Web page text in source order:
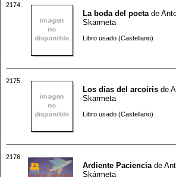
2174.
La boda del poeta de
Skarmeta
Libro usado (Castellano)
2175.
Los dias del arcoiris de
Skarmeta
Libro usado (Castellano)
2176.
Ardiente Paciencia de
Skármeta